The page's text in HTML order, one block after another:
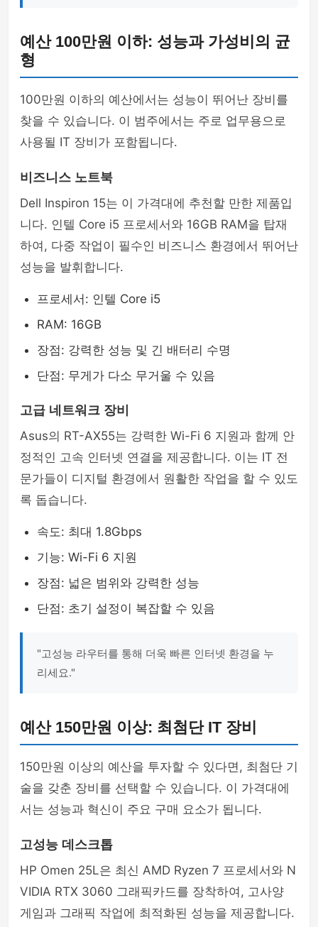
예산 100만원 이하: 성능과 가성비의 균
형
100만원 이하의 예산에서는 성능이 뛰어난 장비를
찾을 수 있습니다. 이 범주에서는 주로 업무용으로
사용될 IT 장비가 포함됩니다.
비즈니스 노트북
Dell Inspiron 15는 이 가격대에 추천할 만한 제품입
니다. 인텔 Core i5 프로세서와 16GB RAM을 탑재
하여, 다중 작업이 필수인 비즈니스 환경에서 뛰어난
성능을 발휘합니다.
프로세서: 인텔 Core i5
RAM: 16GB
장점: 강력한 성능 및 긴 배터리 수명
단점: 무게가 다소 무거울 수 있음
고급 네트워크 장비
Asus의 RT-AX55는 강력한 Wi-Fi 6 지원과 함께 안
정적인 고속 인터넷 연결을 제공합니다. 이는 IT 전
문가들이 디지털 환경에서 원활한 작업을 할 수 있도
록 돕습니다.
속도: 최대 1.8Gbps
기능: Wi-Fi 6 지원
장점: 넓은 범위와 강력한 성능
단점: 초기 설정이 복잡할 수 있음
"고성능 라우터를 통해 더욱 빠른 인터넷 환경을 누
리세요."
예산 150만원 이상: 최첨단 IT 장비
150만원 이상의 예산을 투자할 수 있다면, 최첨단 기
술을 갖춘 장비를 선택할 수 있습니다. 이 가격대에
서는 성능과 혁신이 주요 구매 요소가 됩니다.
고성능 데스크톱
HP Omen 25L은 최신 AMD Ryzen 7 프로세서와 N
VIDIA RTX 3060 그래픽카드를 장착하여, 고사양
게임과 그래픽 작업에 최적화된 성능을 제공합니다.